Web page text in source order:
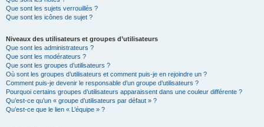
Que sont les sujets verrouillés ?
Que sont les icônes de sujet ?
Niveaux des utilisateurs et groupes d’utilisateurs
Que sont les administrateurs ?
Que sont les modérateurs ?
Que sont les groupes d’utilisateurs ?
Où sont les groupes d’utilisateurs et comment puis-je en rejoindre un ?
Comment puis-je devenir le responsable d’un groupe d’utilisateurs ?
Pourquoi certains groupes d’utilisateurs apparaissent dans une couleur différente ?
Qu’est-ce qu’un « groupe d’utilisateurs par défaut » ?
Qu’est-ce que le lien « L’équipe » ?